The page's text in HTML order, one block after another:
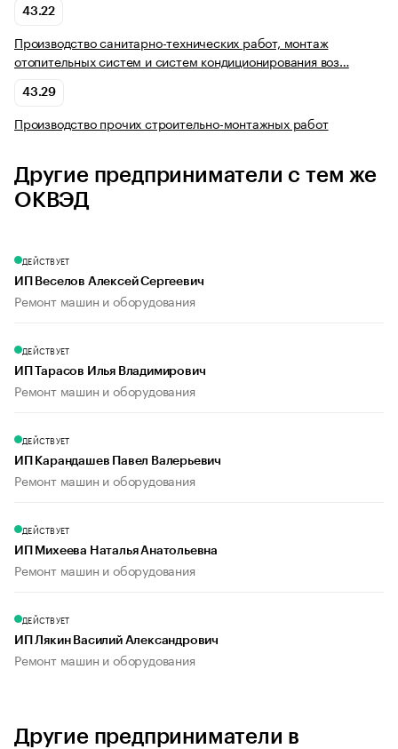
43.22
Производство санитарно-технических работ, монтаж
отопительных систем и систем кондиционирования воз…
43.29
Производство прочих строительно-монтажных работ
Другие предприниматели с тем же
ОКВЭД
ДЕЙСТВУЕТ
ИП Веселов Алексей Сергеевич
Ремонт машин и оборудования
ДЕЙСТВУЕТ
ИП Тарасов Илья Владимирович
Ремонт машин и оборудования
ДЕЙСТВУЕТ
ИП Карандашев Павел Валерьевич
Ремонт машин и оборудования
ДЕЙСТВУЕТ
ИП Михеева Наталья Анатольевна
Ремонт машин и оборудования
ДЕЙСТВУЕТ
ИП Лякин Василий Александрович
Ремонт машин и оборудования
Другие предприниматели в